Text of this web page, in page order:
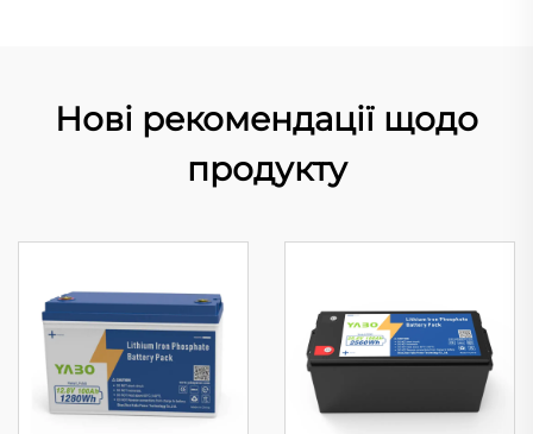
Нові рекомендації щодо
продукту